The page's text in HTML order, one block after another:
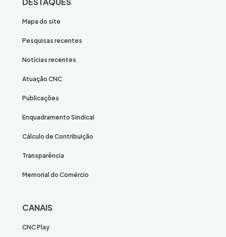
Mapa do site
Pesquisas recentes
Notícias recentes
Atuação CNC
Publicações
Enquadramento Sindical
Cálculo de Contribuição
Transparência
Memorial do Comércio
CANAIS
CNC Play